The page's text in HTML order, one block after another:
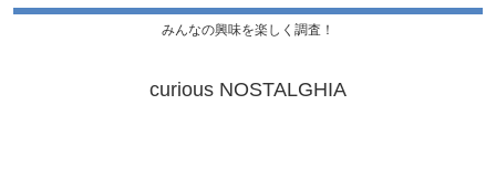
みんなの興味を楽しく調査！
curious NOSTALGHIA